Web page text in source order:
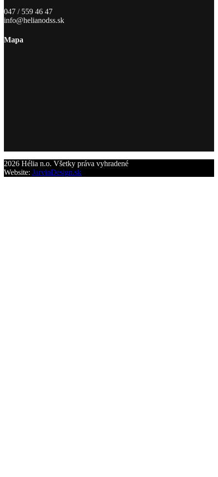
047 / 559 46 47
info@helianodss.sk
Mapa
2026 Hélia n.o. Všetky práva vyhradené
Website: JarvinDesign.sk